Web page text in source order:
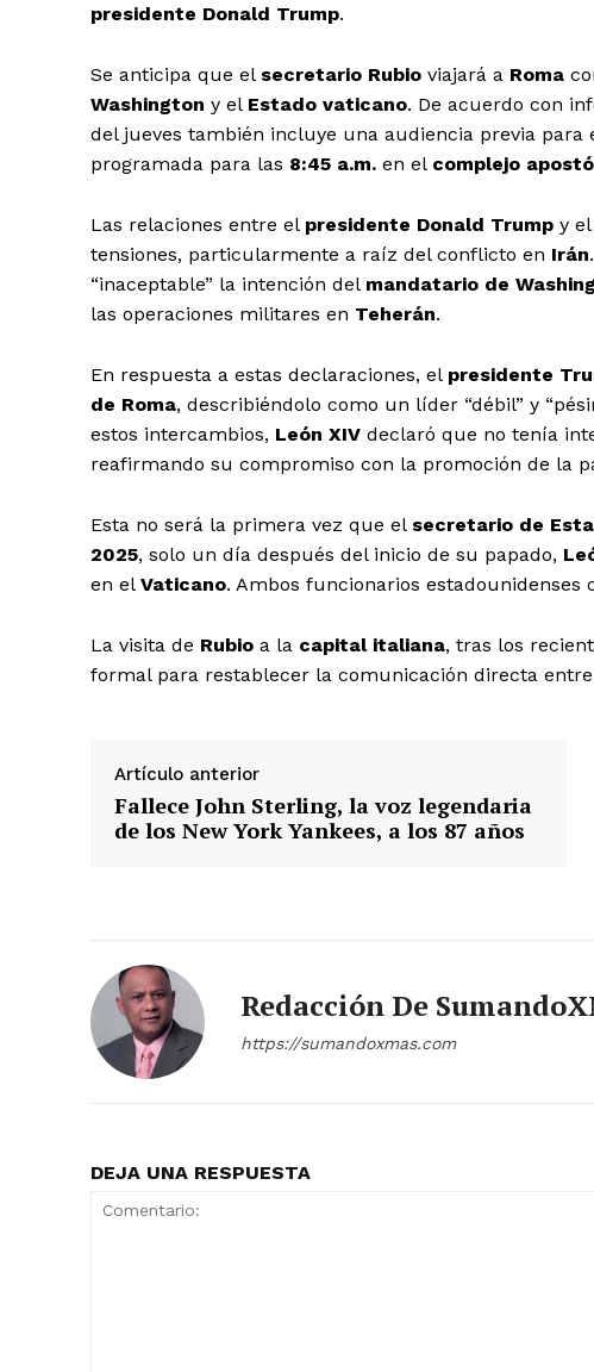
presidente Donald Trump.
Se anticipa que el secretario Rubio viajará a Roma
Washington y el Estado vaticano. De acuerdo con
del jueves también incluye una audiencia previa para
programada para las 8:45 a.m. en el complejo
Las relaciones entre el presidente Donald Trump y el
tensiones, particularmente a raíz del conflicto en Irán
“inaceptable” la intención del mandatario de
las operaciones militares en Teherán.
En respuesta a estas declaraciones, el presidente
de Roma, describiéndolo como un líder “débil” y
estos intercambios, León XIV declaró que no tenía
reafirmando su compromiso con la promoción de la
Esta no será la primera vez que el secretario de
2025, solo un día después del inicio de su papado,
en el Vaticano. Ambos funcionarios
La visita de Rubio a la capital italiana, tras los
formal para restablecer la comunicación directa
Artículo anterior
Fallece John Sterling, la voz legendaria
de los New York Yankees, a los 87 años
Redacción De
https://sumandoxmas.com
DEJA UNA RESPUESTA